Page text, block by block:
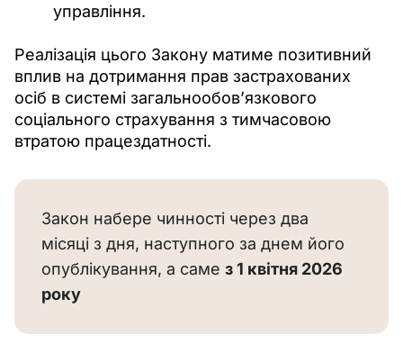
управління.
Реалізація цього Закону матиме позитивний
вплив на дотримання прав застрахованих
осіб в системі загальнообов’язкового
соціального страхування з тимчасовою
втратою працездатності.
Закон набере чинності через два
місяці з дня, наступного за днем його
опублікування, а саме з 1 квітня 2026
року